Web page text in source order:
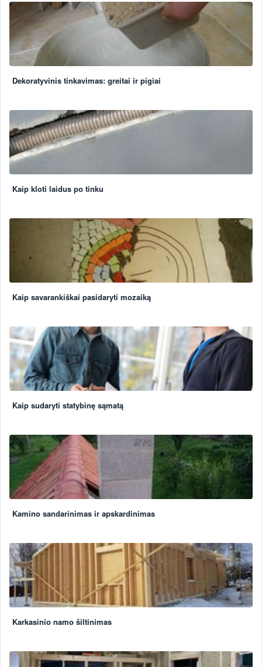
Dekoratyvinis tinkavimas: greitai ir pigiai
Kaip kloti laidus po tinku
Kaip savarankiškai pasidaryti mozaiką
Kaip sudaryti statybinę sąmatą
Kamino sandarinimas ir apskardinimas
Karkasinio namo šiltinimas